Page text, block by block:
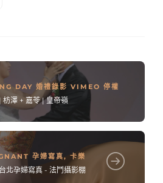
DAY 婚禮錄影 VIMEO 停權
枋澤 + 嘉苓 | 皇帝嶺
孕婦寫真, 卡樂
台北孕婦寫真 - 法鬥攝影棚